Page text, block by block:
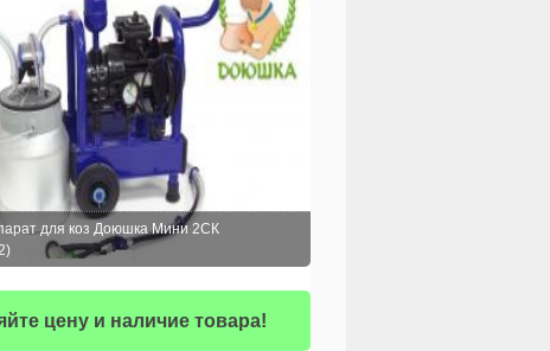
для коз Доюшка Мини 2СК
цену и наличие товара!